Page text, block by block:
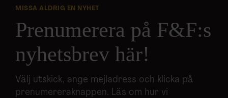
MISSA ALDRIG EN NYHET
Prenumerera på F&F:s
nyhetsbrev här!
Välj utskick, ange mejladress och klicka på
prenumereraknappen. Läs om hur vi